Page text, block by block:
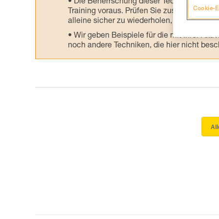
Die Beherrschung dieser Techniken
Training voraus. Prüfen Sie zusammen mit
alleine sicher zu wiederholen, bevor Sie
Wir geben Beispiele für die mit Ihrer
noch andere Techniken, die hier nicht
Cookie-